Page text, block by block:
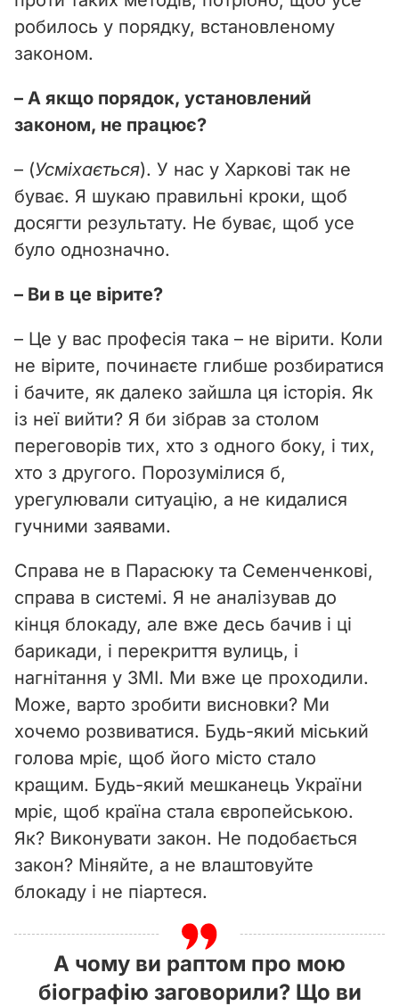
робилось у порядку, встановленому
законом.
– А якщо порядок, установлений
законом, не працює?
– (Усміхається). У нас у Харкові так не
буває. Я шукаю правильні кроки, щоб
досягти результату. Не буває, щоб усе
було однозначно.
– Ви в це вірите?
– Це у вас професія така – не вірити. Коли
не вірите, починаєте глибше розбиратися
і бачите, як далеко зайшла ця історія. Як
із неї вийти? Я би зібрав за столом
переговорів тих, хто з одного боку, і тих,
хто з другого. Порозумілися б,
урегулювали ситуацію, а не кидалися
гучними заявами.
Справа не в Парасюку та Семенченкові,
справа в системі. Я не аналізував до
кінця блокаду, але вже десь бачив і ці
барикади, і перекриття вулиць, і
нагнітання у ЗМІ. Ми вже це проходили.
Може, варто зробити висновки? Ми
хочемо розвиватися. Будь-який міський
голова мріє, щоб його місто стало
кращим. Будь-який мешканець України
мріє, щоб країна стала європейською.
Як? Виконувати закон. Не подобається
закон? Міняйте, а не влаштовуйте
блокаду і не піартеся.
А чому ви раптом про мою
біографію заговорили? Що ви